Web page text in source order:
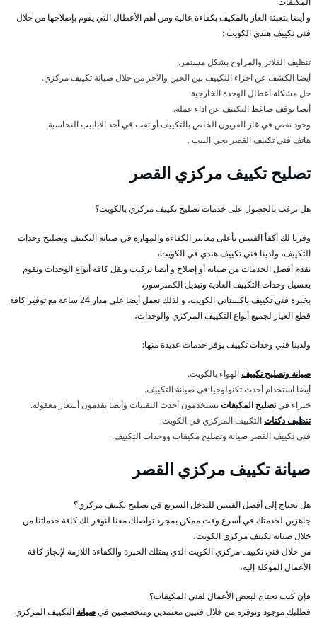
و أيضا بتعبئة الغاز بالمكيف بكفاءة عالية ومن أهم الأعطال التي يقوم بإصلاحها من خلال
فنى تكييف هندي الكويت :
تنظيف الفلاتر والمراوح بشكل مستمر.
أيضا الكشف عن اجزاء التكييف بين الحين والآخر من خلال صيانة تكييف مركزي.
حل مشكلة أعطال الوحدة الخارجية.
أيضا توقف ضاغط التكييف عن اداء عمله.
وجود نقص في غاز الفريون الخاص بالتكييف أو ثقب في أحد الانابيب النحاسية.
هاتف فني تكييف القصر يجي البيت .
تصليح تكييف مركزي القصر
هل ترغب بالحصول على خدمات تصليح تكييف مركزي بالكويت؟
وفرنا لك أكفأ الفنيين بأعلى معايير الكفاءة والمهارة في صيانة التكييف وتصليح وحدات
التكييف، ولدينا فني تكييف هندي في الكويت،
نقدم أفضل الخدمات من صيانة أو إصلاح و أيضا تركيب ونقل كافة أنواع الوحدات ونقوم
بغسيل وحدات التكييف العادية وتبديل الكمبرسور،
بخبرة فني تكييف باكستاني الكويت، و لذلك نعمل أيضا على مدار 24 ساعة مع توفير كافة
قطع الغيار لجميع أنواع التكييف المركزي والوحدات،
ولدينا فني وحدات تكييف يوفر خدمات عديدة منها:
صيانة وتصليح تكييفالهواء بالكويت.
أيضا استخدام أحدث تكنولوجيا في صيانة التكييف.
خبراء فيتصليح المكيفاتيستخدمون أحدث التقنيات وأيضا يقدمون أسعار معقولة.
تنظيف دكتاتالتكييف المركزي في الكويت.
فني تكييف القصر صيانة وتصليح مكيفات ووحدات التكييف.
صيانة تكييف مركزي القصر
هل تحتاج إلى أفضل الفنيين للتدخل السريع في تصليح تكييف مركزي؟
جاهزين لخدمتك في أسرع وقت ممكن بمجرد تواصلك معنا لنوفر لك كافة خدماتنا من
خلال صيانة تكييف مركزي الكويت،
من خلال فني تكييف مركزي الكويت الذي يمتلك الخبرة والكفاءة اللازمة لإنجاز كافة
الأعمال الموكلة إليه،
فإن كنت تحتاج لبعض الأعمال لفني المكيفات؟
فطلبك موجود ونوفره من خلال فنيين معتمدين ومتخصصين فيصيانة التكييف المركزي